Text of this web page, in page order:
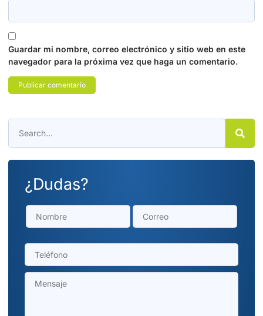
Guardar mi nombre, correo electrónico y sitio web en este
navegador para la próxima vez que haga un comentario.
¿Dudas?